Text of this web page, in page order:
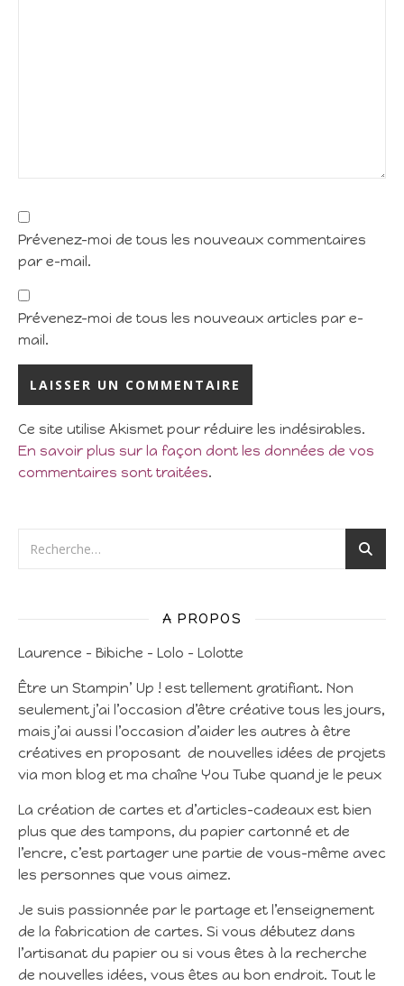
Prévenez-moi de tous les nouveaux commentaires
par e-mail.
Prévenez-moi de tous les nouveaux articles par e-
mail.
Ce site utilise Akismet pour réduire les indésirables.
En savoir plus sur la façon dont les données de vos
commentaires sont traitées.
A PROPOS
Laurence – Bibiche – Lolo – Lolotte
Être un Stampin’ Up ! est tellement gratifiant. Non
seulement j’ai l’occasion d’être créative tous les jours,
mais j’ai aussi l’occasion d’aider les autres à être
créatives en proposant de nouvelles idées de projets
via mon blog et ma chaîne You Tube quand je le peux
La création de cartes et d’articles-cadeaux est bien
plus que des tampons, du papier cartonné et de
l’encre, c’est partager une partie de vous-même avec
les personnes que vous aimez.
Je suis passionnée par le partage et l’enseignement
de la fabrication de cartes. Si vous débutez dans
l’artisanat du papier ou si vous êtes à la recherche
de nouvelles idées, vous êtes au bon endroit. Tout le